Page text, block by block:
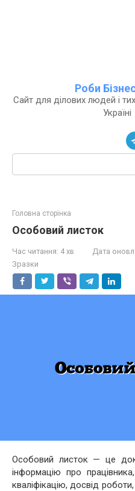
Роби
Сайт для ділових людей і
Україні
Головна сторінка
Особовий листок
Час читання: 4 хв Дата
Зразки
Особовий листок — це
інформацію про
кваліфікацію, досвід